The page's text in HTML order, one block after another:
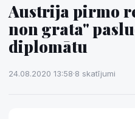
Laikapstākļi
Austrija pirmo
non grata"
diplomātu
24.08.2020 13:58·8 skatījumi